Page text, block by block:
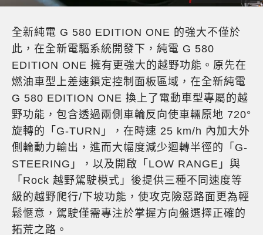
全新純電 G 580 EDITION ONE 的強大不僅於
此，在全新電驅系統開發下，純電 G 580
EDITION ONE 擁有更強大的越野功能。原先在
燃油車型上差速鎖定控制面板區域，在全新純電
G 580 EDITION ONE 換上了電動車型專屬的越
野功能，包含透過兩側車輪反向使車輛原地 720°
旋轉的「G-TURN」，在時速 25 km/h 內加大外
側輪動力輸出，進而大幅度減少迴轉半徑的「G-
STEERING」，以及開啟「LOW RANGE」與
「Rock 越野駕駛模式」後提供三種不同速度等
級的越野爬行/下坡功能，使攻克險惡路面更為輕
鬆愜意，駕駛僅需專注於掌握方向盤選擇正確的
拓荒之路。